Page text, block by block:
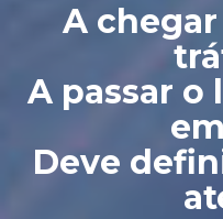
A
A passar o
Deve